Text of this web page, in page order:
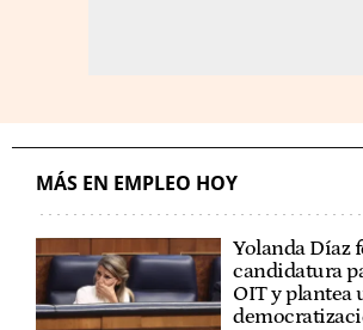
MÁS EN EMPLEO HOY
Yolanda Díaz
candidatura
OIT y plantea